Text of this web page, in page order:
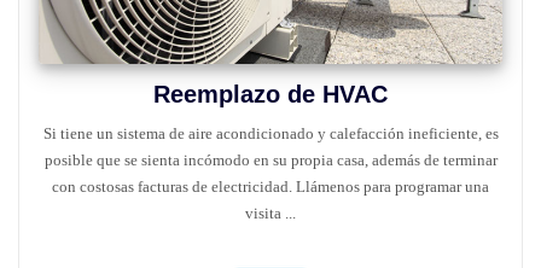
Reemplazo de HVAC
Si tiene un sistema de aire acondicionado y calefacción ineficiente, es
posible que se sienta incómodo en su propia casa, además de terminar
con costosas facturas de electricidad. Llámenos para programar una
visita ...